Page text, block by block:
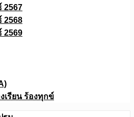
2567
2568
2569
เรียน ร้องทุกข์